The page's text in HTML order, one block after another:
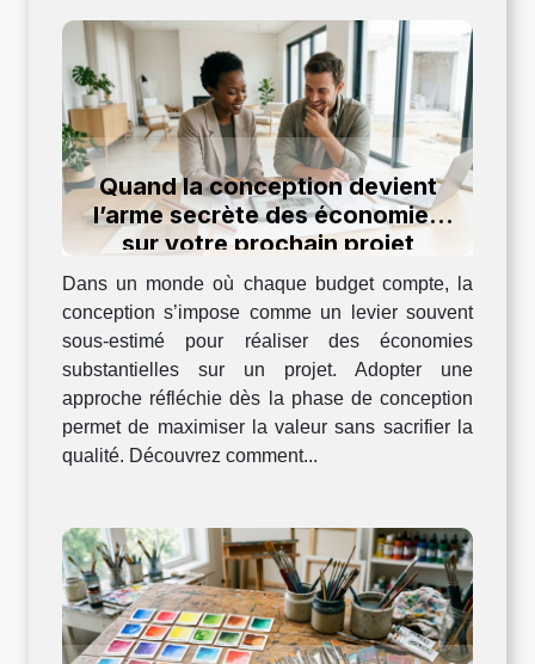
Quand la conception devient
l’arme secrète des économies
sur votre prochain projet
Dans un monde où chaque budget compte, la
conception s’impose comme un levier souvent
sous-estimé pour réaliser des économies
substantielles sur un projet. Adopter une
approche réfléchie dès la phase de conception
permet de maximiser la valeur sans sacrifier la
qualité. Découvrez comment...